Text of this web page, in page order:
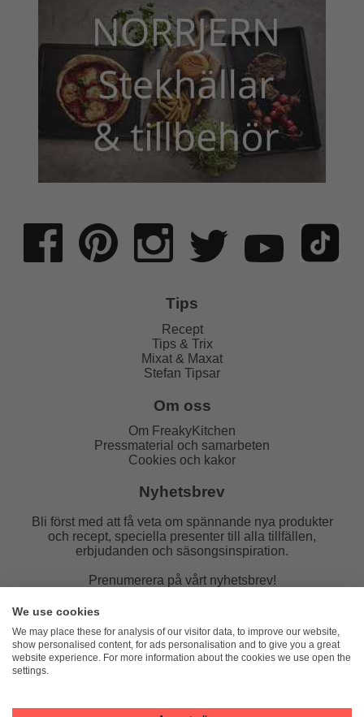
Tips
Recept
Tips & Trix
Mixat & Maxat
Stefan Tipsar
Om oss
Om FreakyKitchen
Pressmaterial och samarbeten
Cookies och kakor
Nyhetsbrev
Bli först med att få veta om spännande nya produkter
och recept, speciella presenter till alla tillfällen,
erbjudanden och säsongsinspiration.
Prenumerera på vårt nyhetsbrev!
E-post:
We use cookies
We may place these for analysis of our visitor data, to improve our website,
show personalised content, for ads personalisation and to give you a great
website experience. For more information about the cookies we use open the
settings.